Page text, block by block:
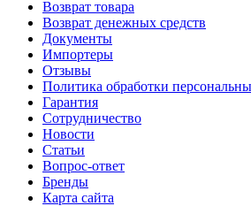
Возврат товара
Возврат денежных средств
Документы
Импортеры
Отзывы
Политика обработки
Гарантия
Сотрудничество
Новости
Статьи
Вопрос-ответ
Бренды
Карта сайта